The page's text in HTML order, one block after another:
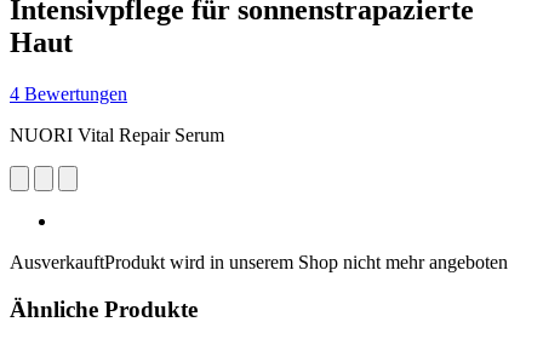
Intensivpflege für sonnenstrapazierte
Haut
4 Bewertungen
NUORI Vital Repair Serum
AusverkauftProdukt wird in unserem Shop nicht mehr angeboten
Ähnliche Produkte